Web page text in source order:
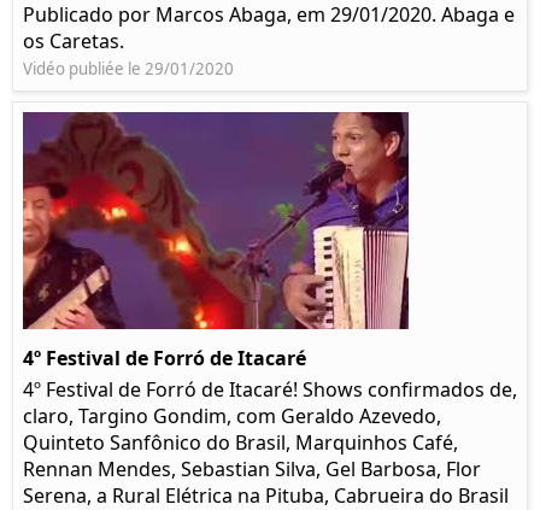
Publicado por Marcos Abaga, em 29/01/2020. Abaga e
os Caretas.
Vidéo publiée le 29/01/2020
4º Festival de Forró de Itacaré
4º Festival de Forró de Itacaré! Shows confirmados de,
claro, Targino Gondim, com Geraldo Azevedo,
Quinteto Sanfônico do Brasil, Marquinhos Café,
Rennan Mendes, Sebastian Silva, Gel Barbosa, Flor
Serena, a Rural Elétrica na Pituba, Cabrueira do Brasil